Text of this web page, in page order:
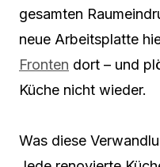
gesamten
neue Arbeitsplatte
Fronten dort – und
Küche nicht wieder.
Was diese